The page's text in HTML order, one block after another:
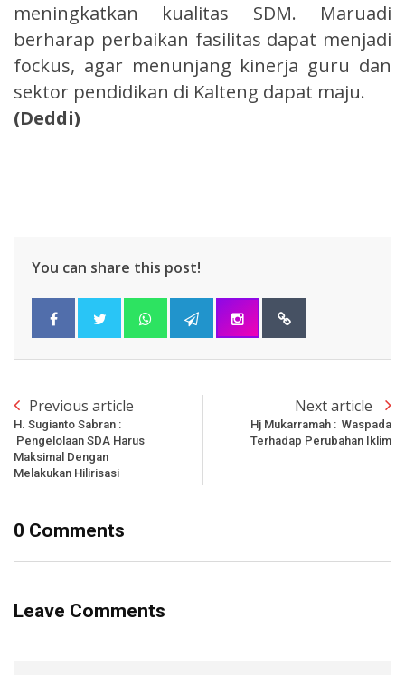
meningkatkan kualitas SDM. Maruadi
berharap perbaikan fasilitas dapat menjadi
fockus, agar menunjang kinerja guru dan
sektor pendidikan di Kalteng dapat maju.
(Deddi)
You can share this post!
Previous article
H. Sugianto Sabran :
Pengelolaan SDA Harus
Maksimal Dengan
Melakukan Hilirisasi
Next article
Hj Mukarramah : Waspada
Terhadap Perubahan Iklim
0 Comments
Leave Comments